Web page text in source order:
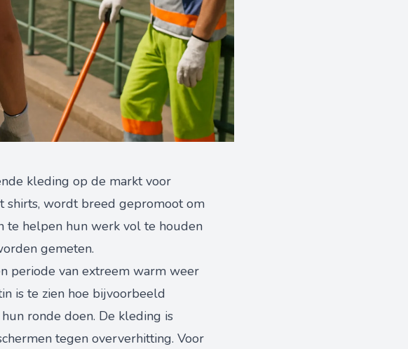
kleding op de markt voor
shirts, wordt breed gepromoot om
te helpen hun werk vol te houden
gemeten.
periode van extreem warm weer
is te zien hoe bijvoorbeeld
ronde doen. De kleding is
tegen oververhitting. Voor